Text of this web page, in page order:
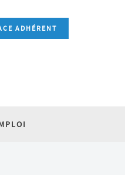
ADHÉRENT